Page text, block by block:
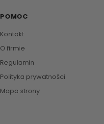
POMOC
Kontakt
O firmie
Regulamin
Polityka prywatności
Mapa strony